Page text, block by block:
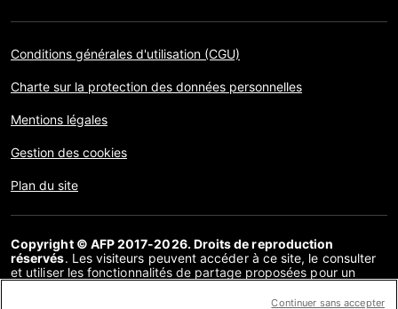
Conditions générales d'utilisation (CGU)
Charte sur la protection des données personnelles
Mentions légales
Gestion des cookies
Plan du site
Copyright © AFP 2017-2026. Droits de reproduction
réservés. Les visiteurs peuvent accéder à ce site, le consulter
et utiliser les fonctionnalités de partage proposées pour un
communication au public, distribution de tout ou partie du
Continuer sans accepter